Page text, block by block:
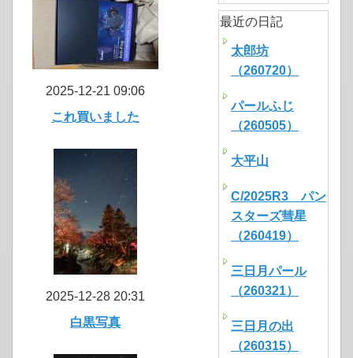
2025-12-21 09:06
これ買いました
2025-12-28 20:31
白黒写真
最近の日記
太郎坊
（260720）
パールふじ
（260505）
大平山
C/2025R3 パン
スターズ彗星
（260419）
三日月パール
（260321）
三日月の出
（260315）